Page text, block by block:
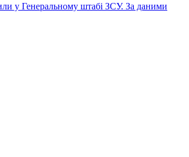
у Генеральному штабі ЗСУ. За даними